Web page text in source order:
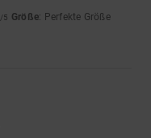
/5 Größe: Perfekte Größe